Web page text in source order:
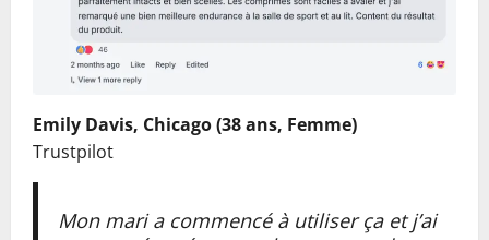
Emily Davis, Chicago (38 ans, Femme)
Trustpilot
Mon mari a commencé à utiliser ça et j’ai